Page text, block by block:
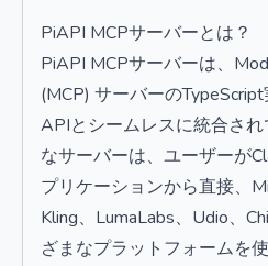
PiAPI MCPサーバーとは？
PiAPI MCPサーバーは、
(MCP) サーバーの
APIとシームレスに統合さ
なサーバーは、ユーザーが
プリケーションから直接、
Kling、LumaLabs、Udio、
ざまなプラットフォームを